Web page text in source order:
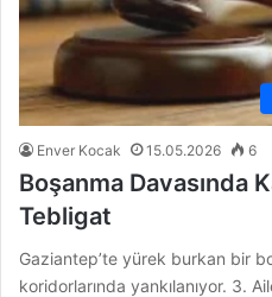
Enver Kocak 15.05.2026 6
Boşanma Davasında
Tebligat
Gaziantep’te yürek burkan bir
koridorlarında yankılanıyor. 3.